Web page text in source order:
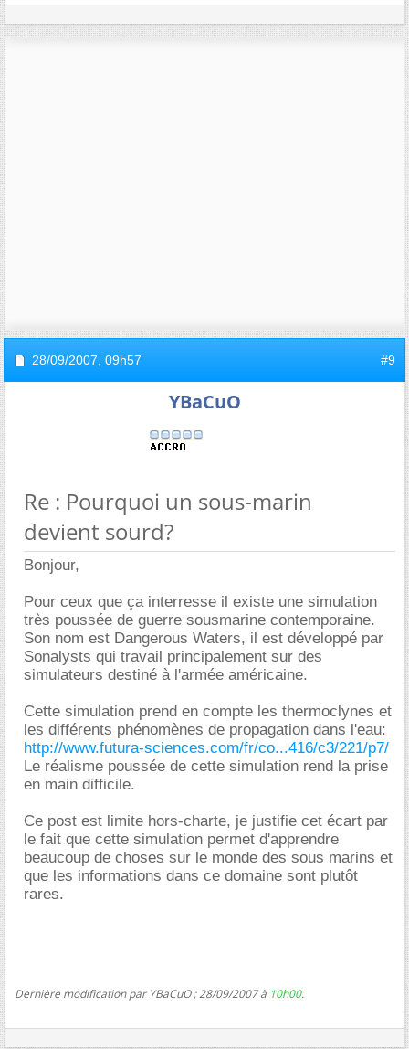
28/09/2007, 09h57 #9
YBaCuO
Re : Pourquoi un sous-marin
devient sourd?
Bonjour,
Pour ceux que ça interresse il existe une simulation
très poussée de guerre sousmarine contemporaine.
Son nom est Dangerous Waters, il est développé par
Sonalysts qui travail principalement sur des
simulateurs destiné à l'armée américaine.
Cette simulation prend en compte les thermoclynes et
les différents phénomènes de propagation dans l'eau:
http://www.futura-sciences.com/fr/co...416/c3/221/p7/
Le réalisme poussée de cette simulation rend la prise
en main difficile.
Ce post est limite hors-charte, je justifie cet écart par
le fait que cette simulation permet d'apprendre
beaucoup de choses sur le monde des sous marins et
que les informations dans ce domaine sont plutôt
rares.
Dernière modification par YBaCuO ; 28/09/2007 à 10h00.